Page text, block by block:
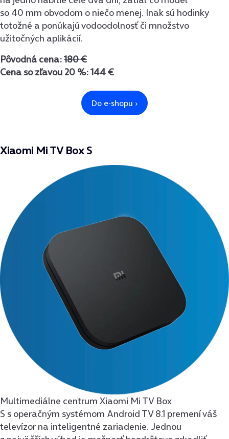
so 40 mm obvodom o niečo menej. Inak sú hodinky
totožné a ponúkajú vodoodolnosť či množstvo
užitočných aplikácií.
Pôvodná cena:180 €
Cena so zľavou 20 %: 144 €
Xiaomi Mi TV Box S
Multimediálne centrum Xiaomi Mi TV Box
S s operačným systémom Android TV 8.1 premení váš
televízor na inteligentné zariadenie. Jednou